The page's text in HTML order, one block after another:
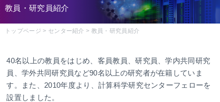
教員・研究員紹介
トップページ > センター紹介 > 教員・研究員紹介
40名以上の教員をはじめ、客員教員、研究員、学内共同研究
員、学外共同研究員など90名以上の研究者が在籍していま
す。また、2010年度より、計算科学研究センターフェローを
設置しました。